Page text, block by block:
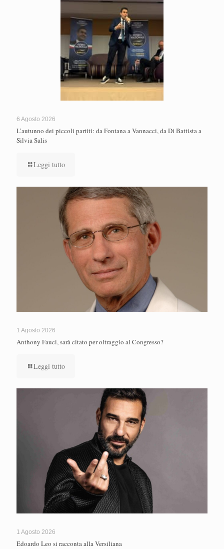
6 Agosto 2026
L’autunno dei piccoli partiti: da Fontana a Vannacci, da Di Battista a
Silvia Salis
Leggi tutto
1 Agosto 2026
Anthony Fauci, sarà citato per oltraggio al Congresso?
Leggi tutto
1 Agosto 2026
Edoardo Leo si racconta alla Versiliana